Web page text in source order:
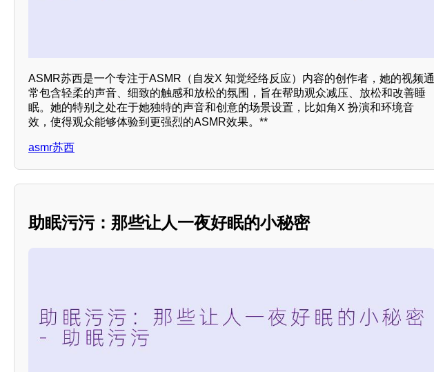
ASMR苏西是一个专注于ASMR（自发X 知觉经络反应）内容的创作者，她的视频通
常包含轻柔的声音、细致的触感和放松的氛围，旨在帮助观众减压、放松和改善睡
眠。她的特别之处在于她独特的声音和创意的场景设置，比如角X 扮演和环境音
效，使得观众能够体验到更强烈的ASMR效果。**
asmr苏西
助眠污污：那些让人一夜好眠的小秘密